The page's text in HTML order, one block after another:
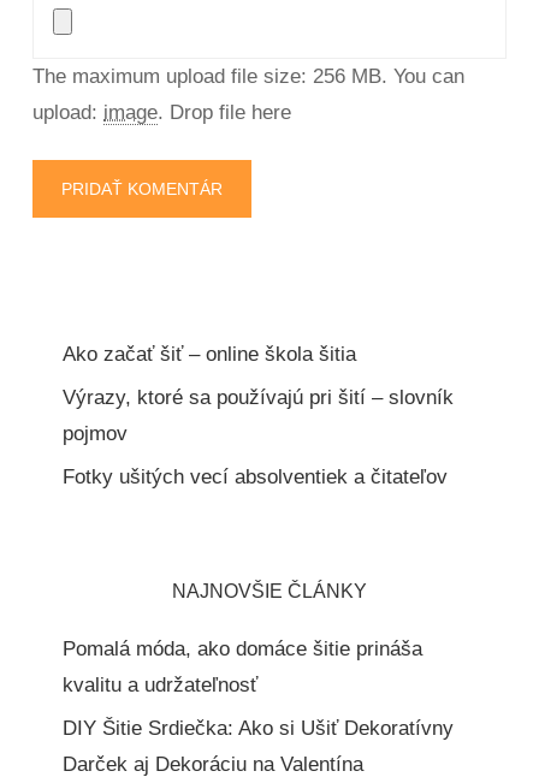
The maximum upload file size: 256 MB.You can
upload: image. Drop file here
Ako začať šiť – online škola šitia
Výrazy, ktoré sa používajú pri šití – slovník
pojmov
Fotky ušitých vecí absolventiek a čitateľov
NAJNOVŠIE ČLÁNKY
Pomalá móda, ako domáce šitie prináša
kvalitu a udržateľnosť
DIY Šitie Srdiečka: Ako si Ušiť Dekoratívny
Darček aj Dekoráciu na Valentína